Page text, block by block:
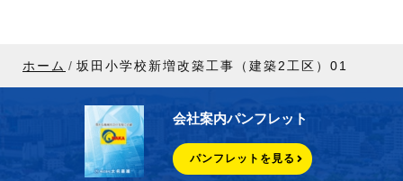
ホーム 坂田小学校新増改築工事（建築2工区）01
会社案内パンフレット
パンフレットを見る